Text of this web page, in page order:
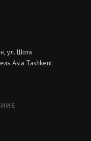
ул. Шота
Asia Tashkent